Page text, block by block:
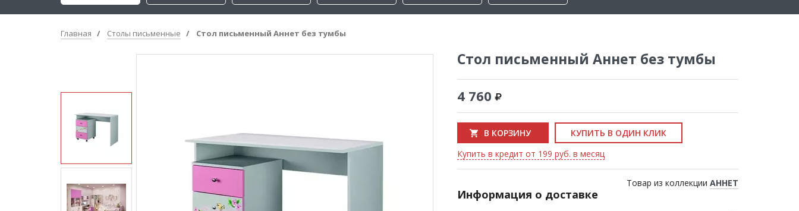
Главная Столы письменные Стол письменный Аннет без тумбы
Стол письменный Аннет без тумбы
4 760
В КОРЗИНУ
КУПИТЬ В ОДИН КЛИК
Купить в кредит от 199 руб. в месяц
Товар из коллекции АННЕТ
Информация о доставке